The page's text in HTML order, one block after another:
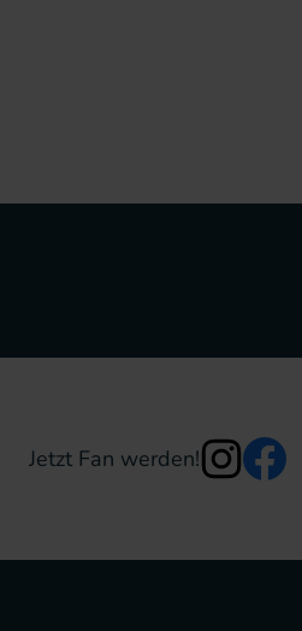
Jetzt Fan werden!